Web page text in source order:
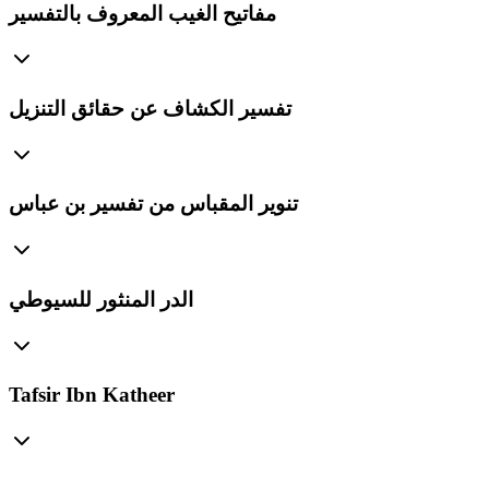
مفاتيح الغيب المعروف بالتفسير
تفسير الكشاف عن حقائق التنزيل
تنوير المقباس من تفسير بن عباس
الدر المنثور للسيوطي
Tafsir Ibn Katheer